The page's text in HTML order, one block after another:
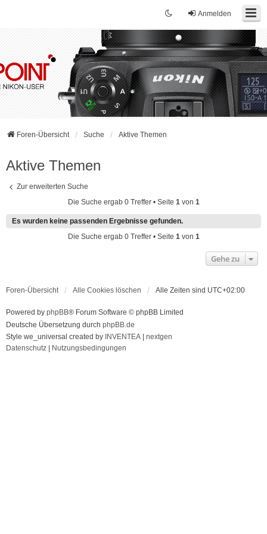
Anmelden
Foren-Übersicht Suche Aktive Themen
Aktive Themen
Zur erweiterten Suche
Die Suche ergab 0 Treffer • Seite 1von 1
Es wurden keine passenden Ergebnisse gefunden.
Die Suche ergab 0 Treffer • Seite 1von 1
Gehe zu
Foren-Übersicht Alle Cookies löschen Alle Zeiten sind UTC+02:00
Powered by phpBB® Forum Software © phpBB Limited
Deutsche Übersetzung durch phpBB.de
Style we_universal created by INVENTEA
nextgen
Datenschutz
Nutzungsbedingungen